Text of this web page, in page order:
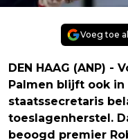
Voeg toe
DEN HAAG (ANP) -
Palmen blijft ook
staatssecretaris
toeslagenherstel.
beoogd premier